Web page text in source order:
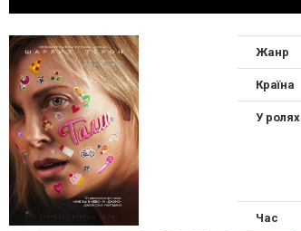
Жанр
Країна
У ролях
Час